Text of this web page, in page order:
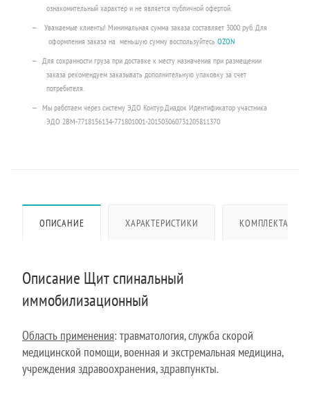
ознакомительный характер и не является публичной офертой.
Уважаемые клиенты! Минимальная сумма заказа составляет 3000 руб. Для
оформления заказа на меньшую сумму воспользуйтесь OZON
Для сохранности груза при доставке к месту назначения при размещении
заказа рекомендуем заказывать дополнительную упаковку за счет
потребителя.
Мы работаем через систему ЭДО Контур.Диадок Идентификатор участника
ЭДО 2BM-7718156134-771801001-201503060731205811370
ОПИСАНИЕ ХАРАКТЕРИСТИКИ КОМПЛЕКТАЦИЯ
Описание Щит спинальный
иммобилизационный
Область применения: травматология, служба скорой
медицинской помощи, военная и экстремальная медицина,
учреждения здравоохранения, здравпункты.